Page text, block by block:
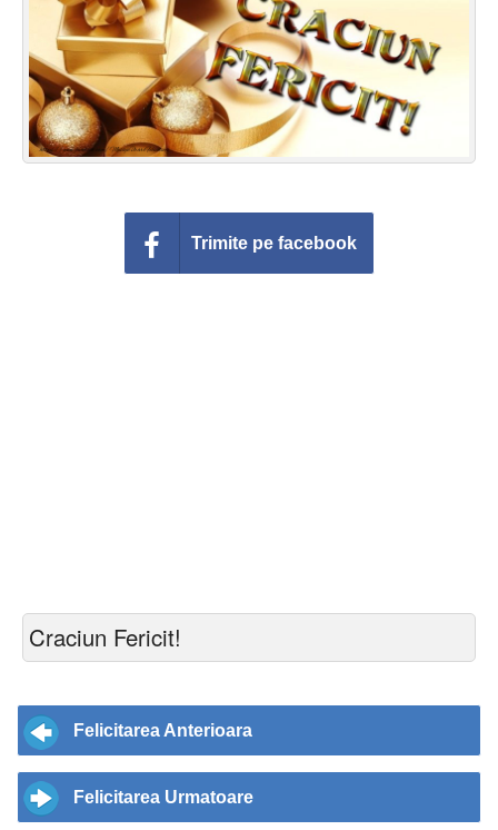
Felicitari zile saptamana
Felicitari muzicale
Felicitari muzicale personalizate
Felicitari animate
Invitatii personalizate
Conecteaza-te
Trimite pe facebook
Craciun Fericit!
Felicitarea Anterioara
Felicitarea Urmatoare